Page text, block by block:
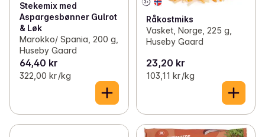
Stekemix med
Aspargesbønner Gulrot
& Løk
Marokko/ Spania, 200 g,
Huseby Gaard
64,40 kr
322,00 kr /kg
Råkostmiks
Vasket, Norge, 225 g,
Huseby Gaard
23,20 kr
103,11 kr /kg